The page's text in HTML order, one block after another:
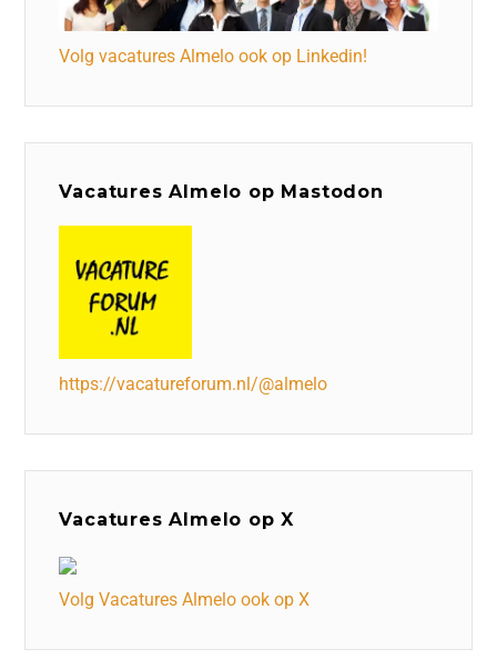
Volg vacatures Almelo ook op Linkedin!
Vacatures Almelo op Mastodon
https://vacatureforum.nl/@almelo
Vacatures Almelo op X
Volg Vacatures Almelo ook op X